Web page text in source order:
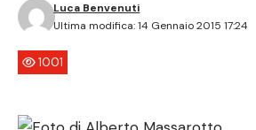
Ultima modifica: 14 Gennaio 2015 17:24
Luca Benvenuti
1001